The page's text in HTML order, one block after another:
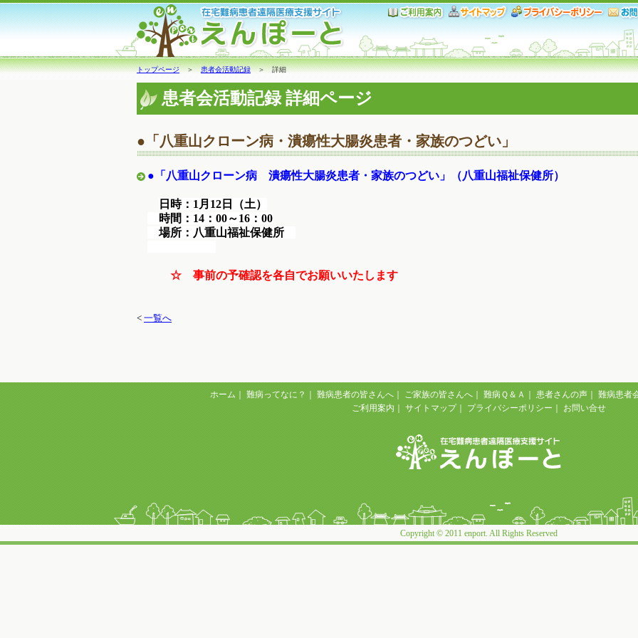
トップページ＞患者会活動記録＞ 詳細
患者会活動記録 詳細ページ
●「八重山クローン病・潰瘍性大腸炎患者・家族のつどい」
●「八重山クローン病 潰瘍性大腸炎患者・家族のつどい」（八重山福祉保健所）
日時：1月12日（土）
時間：14：00～16：00
場所：八重山福祉保健所
☆ 事前の予確認を各自でお願いいたします
< 一覧へ
ホーム｜ 難病ってなに？｜ 難病患者の皆さんへ｜ ご家族の皆さんへ｜ 難病Ｑ＆Ａ｜ 患者さんの声｜ 難病患者
ご利用案内｜ サイトマップ｜ プライバシーポリシー｜ お問い合せ
Copyright © 2011 enport. All Rights Reserved